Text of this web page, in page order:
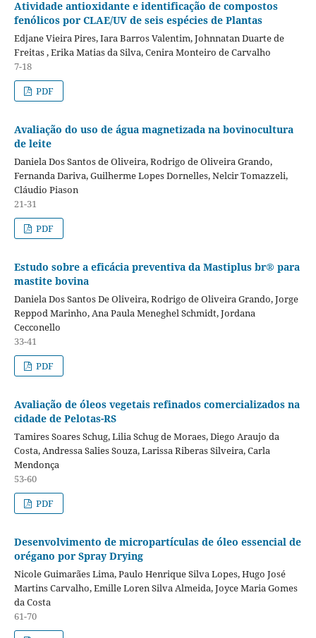
Atividade antioxidante e identificação de compostos
fenólicos por CLAE/UV de seis espécies de Plantas
Edjane Vieira Pires, Iara Barros Valentim, Johnnatan Duarte de
Freitas , Erika Matias da Silva, Cenira Monteiro de Carvalho
7-18
PDF
Avaliação do uso de água magnetizada na bovinocultura
de leite
Daniela Dos Santos de Oliveira, Rodrigo de Oliveira Grando,
Fernanda Dariva, Guilherme Lopes Dornelles, Nelcir Tomazzeli,
Cláudio Piason
21-31
PDF
Estudo sobre a eficácia preventiva da Mastiplus br® para
mastite bovina
Daniela Dos Santos De Oliveira, Rodrigo de Oliveira Grando, Jorge
Reppod Marinho, Ana Paula Meneghel Schmidt, Jordana
Cecconello
33-41
PDF
Avaliação de óleos vegetais refinados comercializados na
cidade de Pelotas-RS
Tamires Soares Schug, Lilia Schug de Moraes, Diego Araujo da
Costa, Andressa Salies Souza, Larissa Riberas Silveira, Carla
Mendonça
53-60
PDF
Desenvolvimento de micropartículas de óleo essencial de
orégano por Spray Drying
Nicole Guimarães Lima, Paulo Henrique Silva Lopes, Hugo José
Martins Carvalho, Emille Loren Silva Almeida, Joyce Maria Gomes
da Costa
61-70